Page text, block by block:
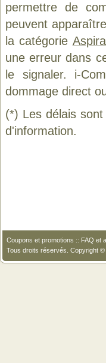
permettre de
peuvent
la catégorie
une erreur dans
le signaler. i-
dommage direct
(*) Les délais
d'information.
Coupons et promotions :: FAQ et
Tous droits réservés. Copyright